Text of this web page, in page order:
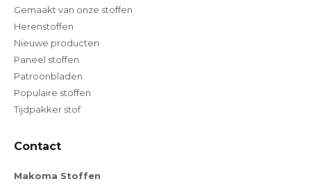
Gemaakt van onze stoffen
Herenstoffen
Nieuwe producten
Paneel stoffen
Patroonbladen
Populaire stoffen
Tijdpakker stof
Contact
Makoma Stoffen